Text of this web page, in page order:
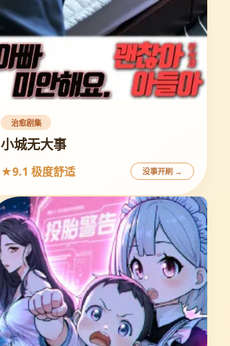
治愈剧集
小城无大事
★9.1 极度舒适 没事开刷 →